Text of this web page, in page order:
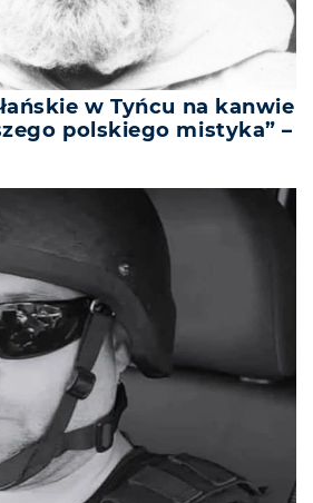
w Tyńcu na kanwie
polskiego mistyka” –